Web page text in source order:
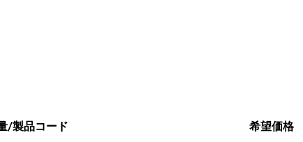
/製品コード 希望価格